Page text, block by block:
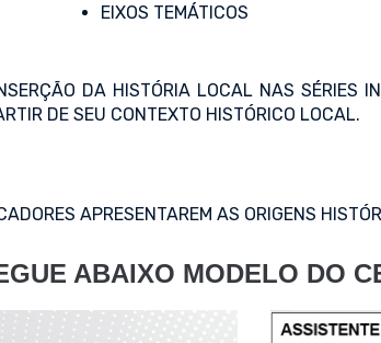
EIXOS TEMÁTICOS
DA HISTÓRIA LOCAL NAS SÉRIES
DE SEU CONTEXTO HISTÓRICO LOCAL.
APRESENTAREM AS ORIGENS
ABAIXO MODELO DO